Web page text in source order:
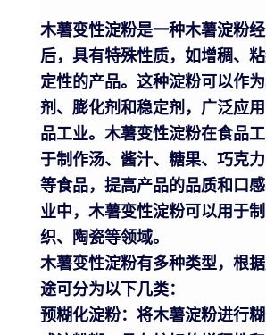
木薯变性淀粉是一种木薯淀粉
后，具有特殊性质，如增稠、
定性的产品。这种淀粉可以作
剂、膨化剂和稳定剂，广泛应
品工业。木薯变性淀粉在食品
于制作汤、酱汁、糖果、巧克
等食品，提高产品的品质和口
业中，木薯变性淀粉可以用于
织、陶瓷等领域。
木薯变性淀粉有多种类型，根
途可分为以下几类：
预糊化淀粉：将木薯淀粉进行